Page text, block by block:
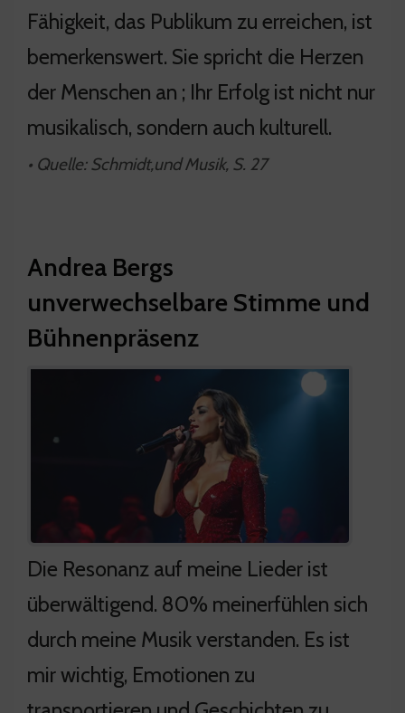
Fähigkeit, das Publikum zu erreichen, ist
bemerkenswert. Sie spricht die Herzen
der Menschen an ; Ihr Erfolg ist nicht nur
musikalisch, sondern auch kulturell.
• Quelle: Schmidt,und Musik, S. 27
Andrea Bergs
unverwechselbare Stimme und
Bühnenpräsenz
Die Resonanz auf meine Lieder ist
überwältigend. 80% meinerfühlen sich
durch meine Musik verstanden. Es ist
mir wichtig, Emotionen zu